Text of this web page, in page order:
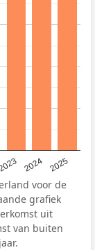
2024 2025
voor de
grafiek
uit
van buiten